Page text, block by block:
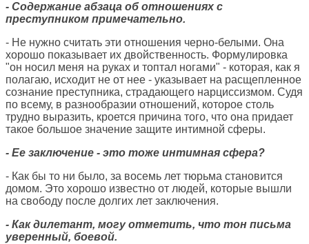
- Содержание абзаца об отношениях с
преступником примечательно.
- Не нужно считать эти отношения черно-белыми. Она
хорошо показывает их двойственность. Формулировка
"он носил меня на руках и топтал ногами" - которая, как я
полагаю, исходит не от нее - указывает на расщепленное
сознание преступника, страдающего нарциссизмом. Судя
по всему, в разнообразии отношений, которое столь
трудно выразить, кроется причина того, что она придает
такое большое значение защите интимной сферы.
- Ее заключение - это тоже интимная сфера?
- Как бы то ни было, за восемь лет тюрьма становится
домом. Это хорошо известно от людей, которые вышли
на свободу после долгих лет заключения.
- Как дилетант, могу отметить, что тон письма
уверенный, боевой.